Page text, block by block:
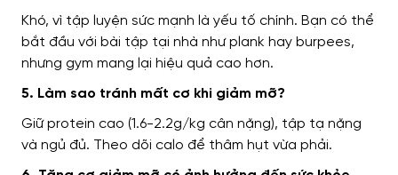
Khó, vì tập luyện sức mạnh là yếu tố chính. Bạn có thể
bắt đầu với bài tập tại nhà như plank hay burpees,
nhưng gym mang lại hiệu quả cao hơn.
5. Làm sao tránh mất cơ khi giảm mỡ?
Giữ protein cao (1.6-2.2g/kg cân nặng), tập tạ nặng
và ngủ đủ. Theo dõi calo để thâm hụt vừa phải.